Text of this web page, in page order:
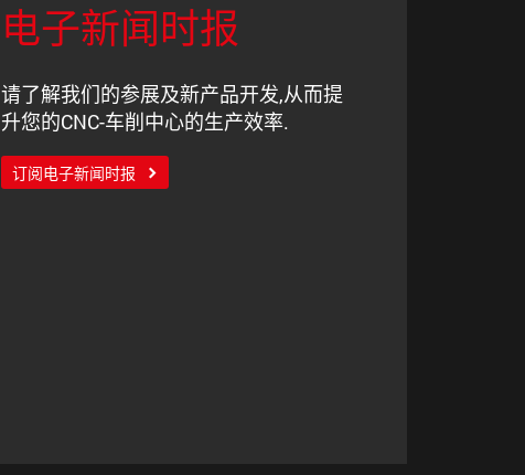
电子新闻时报
请了解我们的参展及新产品开发,从而提
升您的CNC-车削中心的生产效率.
订阅电子新闻时报